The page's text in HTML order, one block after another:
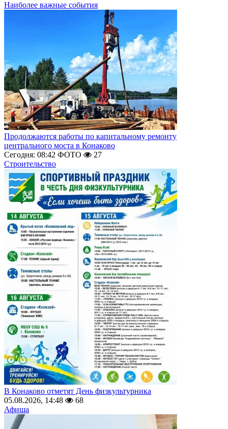
Наиболее важные события
Продолжаются работы по капитальному ремонту
центрального моста в Конаково
Сегодня: 08:42 ФОТО
27
Строительство
В Конаково отметят День физкультурника
05.08.2026, 14:48
68
Афиша